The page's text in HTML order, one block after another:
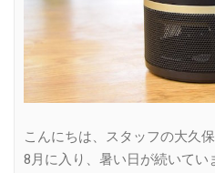
こんにちは、スタッフの大久保
8月に入り、暑い日が続いてい